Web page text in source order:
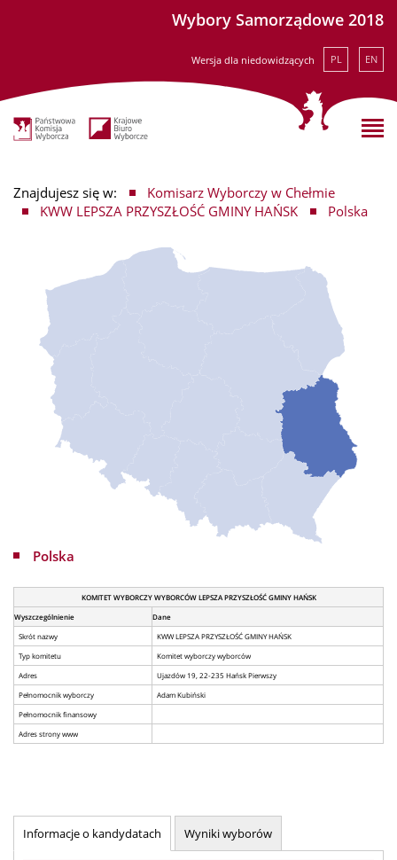
Wybory Samorządowe 2018
Wersja dla niedowidzących PL EN
Znajdujesz się w:
Komisarz Wyborczy w Chełmie
KWW LEPSZA PRZYSZŁOŚĆ GMINY HAŃSK
Polska
Polska
KOMITET WYBORCZY WYBORCÓW LEPSZA PRZYSZŁOŚĆ GMINY HAŃSK
Wyszczególnienie
Dane
Skrót nazwy
KWW LEPSZA PRZYSZŁOŚĆ GMINY HAŃSK
Typ komitetu
Komitet wyborczy wyborców
Adres
Ujazdów 19, 22-235 Hańsk Pierwszy
Pełnomocnik wyborczy
Adam Kubiński
Pełnomocnik finansowy
Adres strony www
Informacje o kandydatach Wyniki wyborów